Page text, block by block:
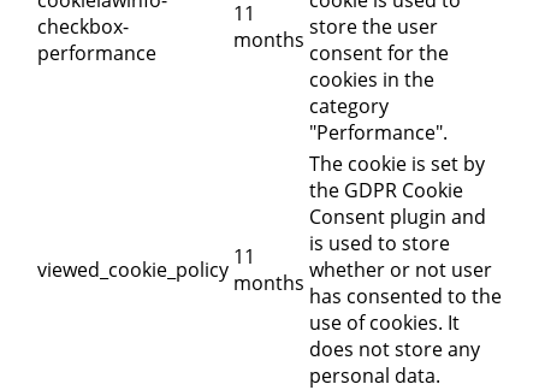
checkbox-
performance
11
months store the user
consent for the
cookies in the
category
"Performance".
viewed_cookie_policy 11
months
The cookie is set by
the GDPR Cookie
Consent plugin and
is used to store
whether or not user
has consented to the
use of cookies. It
does not store any
personal data.